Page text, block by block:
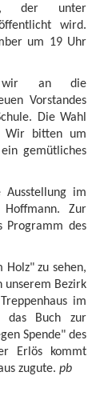
der unter
wird.
um 19 Uhr
wir an die
Vorstandes
Die Wahl
Wir bitten um
gemütliches
im
Zur
Programm des
Holz" zu sehen,
unserem Bezirk
im
das Buch zur
Spende" des
Erlös kommt
zugute. pb